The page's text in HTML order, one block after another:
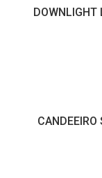
DOWNLIGHT
CANDEEIRO